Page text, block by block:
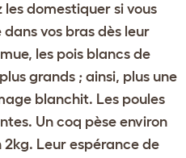
domestiquer si vous
vos bras dès leur
les pois blancs de
grands ; ainsi, plus une
blanchit. Les poules
Un coq pèse environ
2kg. Leur espérance de